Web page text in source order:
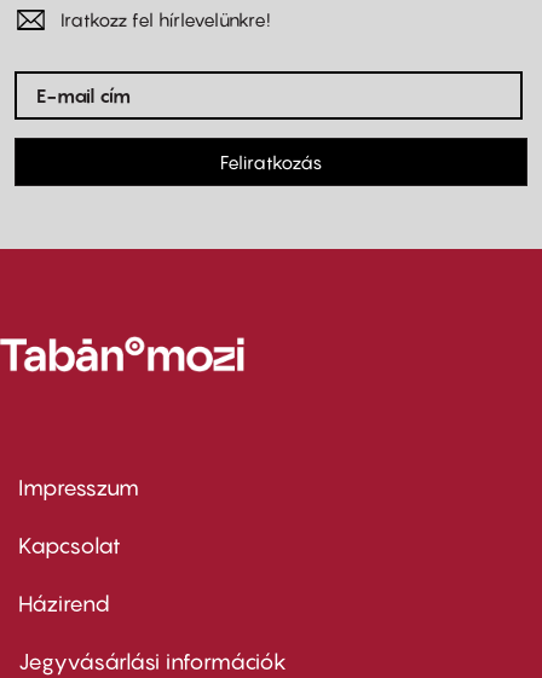
Iratkozz fel hírlevelünkre!
Feliratkozás
Footer
first
Impresszum
Kapcsolat
Footer
second
Házirend
Jegyvásárlási információk